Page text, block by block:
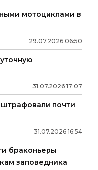
мотоциклами в
29.07.2026 06:50
31.07.2026 17:07
почти
31.07.2026 16:54
браконьеры
заповедника